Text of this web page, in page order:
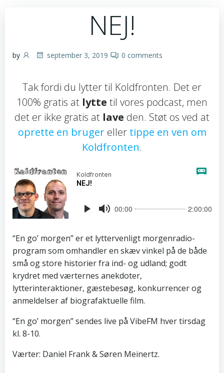
NEJ!
by september 3, 2019 0 comments
Tak fordi du lytter til Koldfronten. Det er
100% gratis at lytte til vores podcast, men
det er ikke gratis at lave den. Støt os ved at
oprette en brugereller tippe en ven om
Koldfronten.
“En go’ morgen” er et lyttervenligt morgenradio-
program som omhandler en skæv vinkel på de både
små og store historier fra ind- og udland; godt
krydret med værternes anekdoter,
lytterinteraktioner, gæstebesøg, konkurrencer og
anmeldelser af biografaktuelle film.
“En go’ morgen” sendes live på VibeFM hver tirsdag
kl. 8-10.
Værter: Daniel Frank & Søren Meinertz.